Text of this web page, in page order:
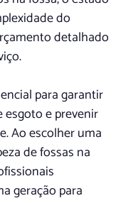
do
detalhado
para garantir
e prevenir
Ao escolher uma
de fossas na
geração para